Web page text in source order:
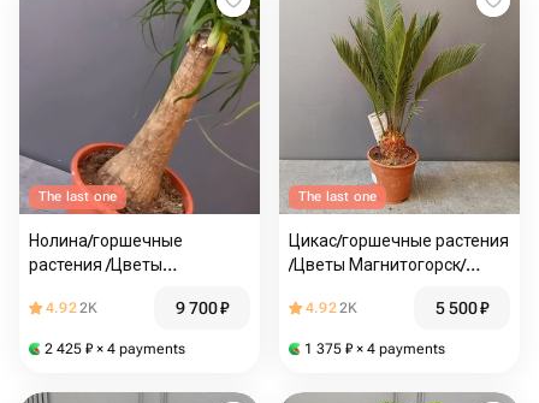
The last one
Нолина/горшечные
растения /Цветы
цветов Магнитогорск/
4.922K 9 700₽
2 425 ₽ × 4 payments
The last one
Цикас/горшечные растения
/Цветы Магнитогорск/
Магнитогорск/Цветы в
4.922K 5 500₽
1 375 ₽ × 4 payments